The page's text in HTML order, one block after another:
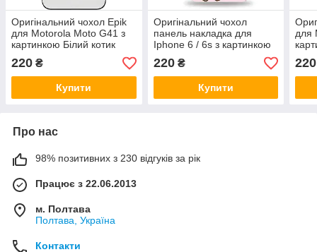
Оригінальний чохол Epik
для Motorola Moto G41 з
картинкою Білий котик
220 ₴
Купити
Оригінальний чохол
панель накладка для
Iphone 6 / 6s з картинкою
220₴
Купити
для
220
Про нас
98% позитивних з 230 відгуків за рік
Працює з 22.06.2013
м. Полтава
Полтава, Україна
Контакти